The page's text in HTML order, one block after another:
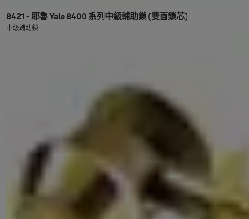
8421 - 耶魯 Yale 8400 系列中級輔助鎖 (雙面鎖芯)
中級輔助鎖